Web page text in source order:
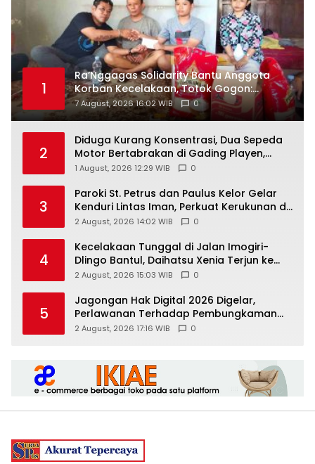
1
Ra’Nggagas Solidarity Bantu Anggota
Korban Kecelakaan, Totok Gogon:
Solidaritas Harus Jadi Tindakan Nyata
7 August, 2026 16:02 WIB 0
2
Diduga Kurang Konsentrasi, Dua Sepeda
Motor Bertabrakan di Gading Playen,
Mahasiswi Meninggal
1 August, 2026 12:29 WIB 0
3
Paroki St. Petrus dan Paulus Kelor Gelar
Kenduri Lintas Iman, Perkuat Kerukunan di
Gunungkidul
2 August, 2026 14:02 WIB 0
4
Kecelakaan Tunggal di Jalan Imogiri-
Dlingo Bantul, Daihatsu Xenia Terjun ke
Jurang
2 August, 2026 15:03 WIB 0
5
Jagongan Hak Digital 2026 Digelar,
Perlawanan Terhadap Pembungkaman
Media Digital
2 August, 2026 17:16 WIB 0